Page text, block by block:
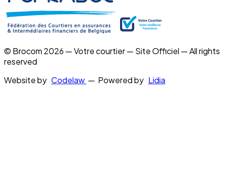
© Brocom 2026 — Votre courtier — Site Officiel — All rights
reserved
Website by Codelaw — Powered by Lidia